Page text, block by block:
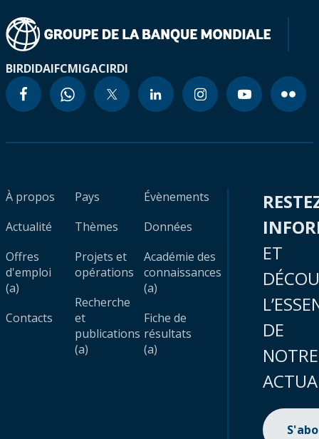
BIRDIDAIFCMIGACIRDI
À propos
Actualité
Offres
d'emploi
(a)
Contacts
Pays
Thèmes
Projets et
opérations
Recherche
et
publications
(a)
Évènements
Données
Académie des
connaissances
(a)
Fiche de
résultats
(a)
ET
DE
NOTRE